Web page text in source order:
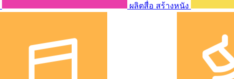
ผลิตสื่อ สร้างหนัง